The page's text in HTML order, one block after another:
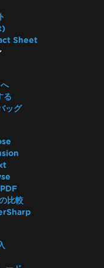
プレビューと異なる
ンブリミスマッチ
使用
マンス
ーヘッド
ダー
を削減
ド
ーの適用
フォーマット
Sheet
る
ッグ
比較